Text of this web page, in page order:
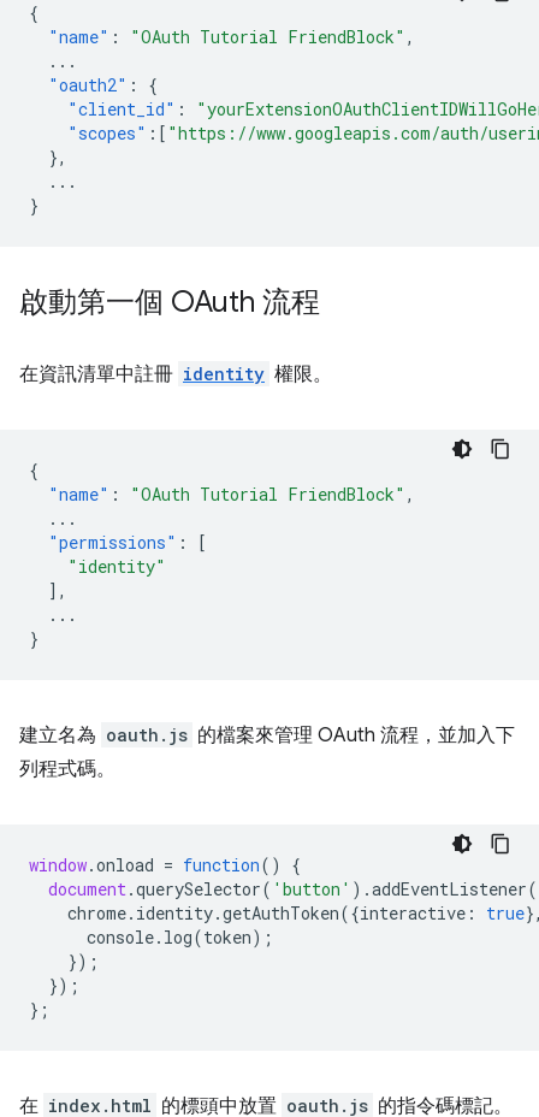
{
"name" : "OAuth Tutorial FriendBlock" ,
...
"oauth2" :
{
"client_id" :
"scopes" :[ "https://www.googleapis.com/auth/
},
...
}
啟動第一個 OAuth 流程
在資訊清單中註冊 identity 權限。
{
"name" : "OAuth Tutorial FriendBlock" ,
...
"permissions" :
[
"identity"
],
...
}
建立名為 oauth.js 的檔案來管理 OAuth 流程，並加入下
列程式碼。
window.onload = function()
{
document.querySelector( 'button' ).addEventListener(
chrome. identity.getAuthToken({interactive : true
console. log(token);
});
});
};
在 index.html 的標頭中放置 oauth.js 的指令碼標記。